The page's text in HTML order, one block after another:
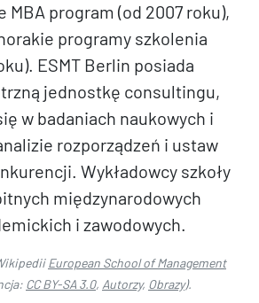
MBA program (od 2007 roku),
programy szkolenia
ESMT Berlin posiada
jednostkę consultingu,
w badaniach naukowych i
rozporządzeń i ustaw
Wykładowcy szkoły
międzynarodowych
i zawodowych.
European School of Management
CC BY-SA 3.0, Autorzy, Obrazy).